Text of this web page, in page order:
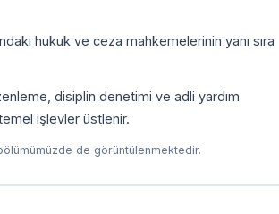
hukuk ve ceza mahkemelerinin yanı sıra
disiplin denetimi ve adli yardım
işlevler üstlenir.
de görüntülenmektedir.